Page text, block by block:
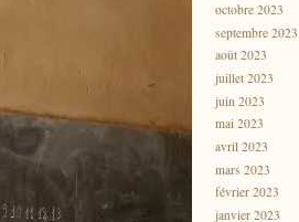
octobre 2023
septembre 2023
août 2023
juillet 2023
juin 2023
mai 2023
avril 2023
mars 2023
février 2023
janvier 2023